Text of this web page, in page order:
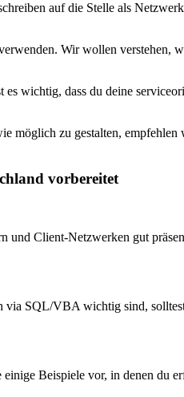
auf die Stelle als
Wir wollen verstehen,
wichtig, dass du deine
möglich zu gestalten,
vorbereitet
Client-Netzwerken gut
SQL/VBA wichtig sind,
Beispiele vor, in denen du